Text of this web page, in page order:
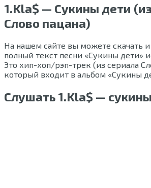
1.Kla$ — Cукины дети
Слово пацана)
На нашем сайте вы можете скачать и
полный текст песни «Сукины дети»
Это хип-хоп/рэп-трек (из сериала
который входит в альбом «Сукины
Слушать 1.Kla$ —